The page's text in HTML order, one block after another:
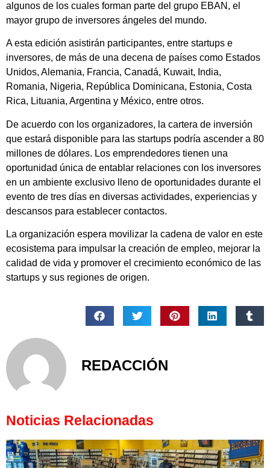
algunos de los cuales forman parte del grupo EBAN, el
mayor grupo de inversores ángeles del mundo.
A esta edición asistirán participantes, entre startups e
inversores, de más de una decena de países como Estados
Unidos, Alemania, Francia, Canadá, Kuwait, India,
Romania, Nigeria, República Dominicana, Estonia, Costa
Rica, Lituania, Argentina y México, entre otros.
De acuerdo con los organizadores, la cartera de inversión
que estará disponible para las startups podría ascender a 80
millones de dólares. Los emprendedores tienen una
oportunidad única de entablar relaciones con los inversores
en un ambiente exclusivo lleno de oportunidades durante el
evento de tres días en diversas actividades, experiencias y
descansos para establecer contactos.
La organización espera movilizar la cadena de valor en este
ecosistema para impulsar la creación de empleo, mejorar la
calidad de vida y promover el crecimiento económico de las
startups y sus regiones de origen.
REDACCIÓN
Noticias Relacionadas